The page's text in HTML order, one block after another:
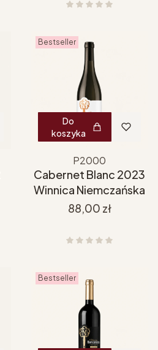
Bestseller
Do
koszyka
P2000
Cabernet Blanc 2023
Winnica Niemczańska
Cena
88,00 zł
Bestseller